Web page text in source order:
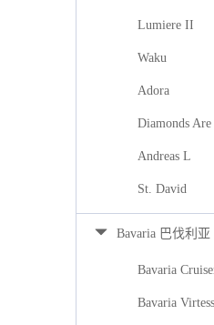
Lumiere II
Waku
Adora
Diamonds
Andreas L
St. David
Bavaria 巴伐利亚
Bavaria
Bavaria